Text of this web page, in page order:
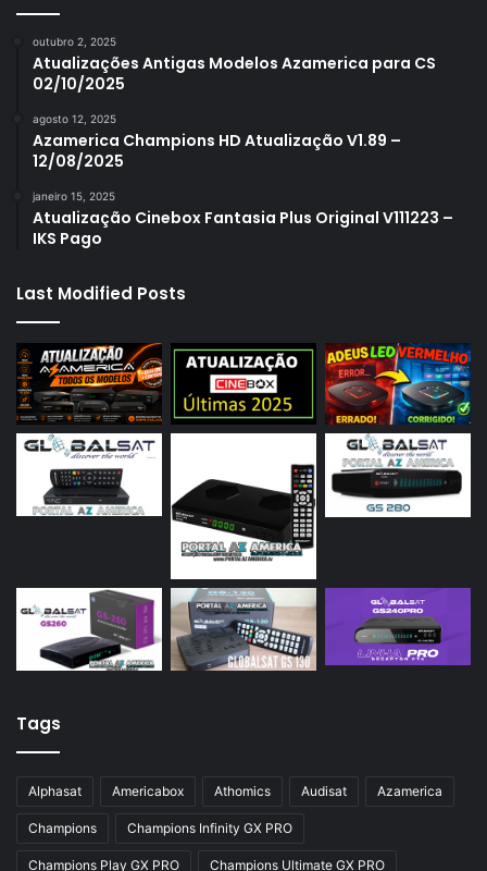
outubro 2, 2025
Atualizações Antigas Modelos Azamerica para CS
02/10/2025
agosto 12, 2025
Azamerica Champions HD Atualização V1.89 –
12/08/2025
janeiro 15, 2025
Atualização Cinebox Fantasia Plus Original V111223 –
IKS Pago
Last Modified Posts
Tags
Alphasat Americabox Athomics Audisat Azamerica
Champions Champions Infinity GX PRO
Champions Play GX PRO Champions Ultimate GX PRO